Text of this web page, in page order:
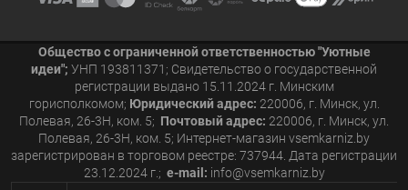
Общество с ограниченной ответственностью "Уютные
идеи"; УНП 193811371; Свидетельство о государственной
регистрации выдано 15.11.2024 г. Минским
горисполкомом; Юридический адрес: 220006, г. Минск, ул.
Полевая, 26-3Н, ком. 5; Почтовый адрес: 220006, г. Минск, ул.
Полевая, 26-3Н, ком. 5; Интернет-магазин vsemkarniz.by
зарегистрирован в торговом реестре: 737944. Дата регистрации
23.12.2024 г.; e-mail: info@vsemkarniz.by